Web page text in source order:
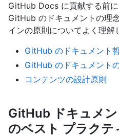
GitHub Docs に貢献する前に
GitHub のドキュメントの理
インの原則についてよく理解
GitHub のドキュメント
GitHub のドキュメント
コンテンツの設計原則
GitHub ドキュメ
のベスト プラクテ